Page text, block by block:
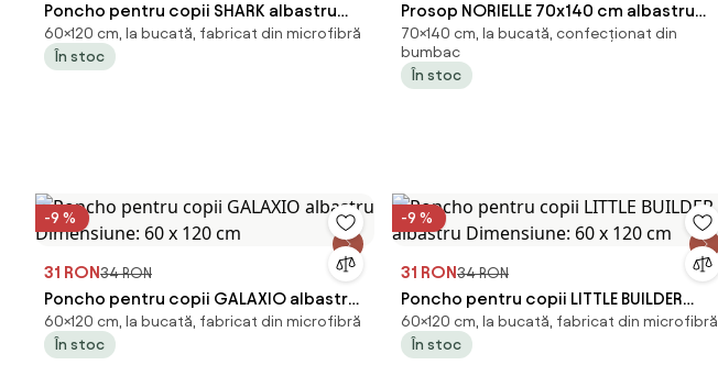
Poncho pentru copii SHARK albastru
Dimensiune: 60 x 120 cm
60×120 cm, la bucată, fabricat din microfibră
În stoc
Prosop NORIELLE 70x140 cm albastru
deschis, 100% bumbac
70×140 cm, la bucată, confecționat din
bumbac
În stoc
-9 %
31 RON34 RON
Poncho pentru copii GALAXIO albastru
Dimensiune: 60 x 120 cm
60×120 cm, la bucată, fabricat din microfibră
În stoc
-9 %
31 RON34 RON
Poncho pentru copii LITTLE BUILDER
albastru Dimensiune: 60 x 120 cm
60×120 cm, la bucată, fabricat din microfibră
În stoc